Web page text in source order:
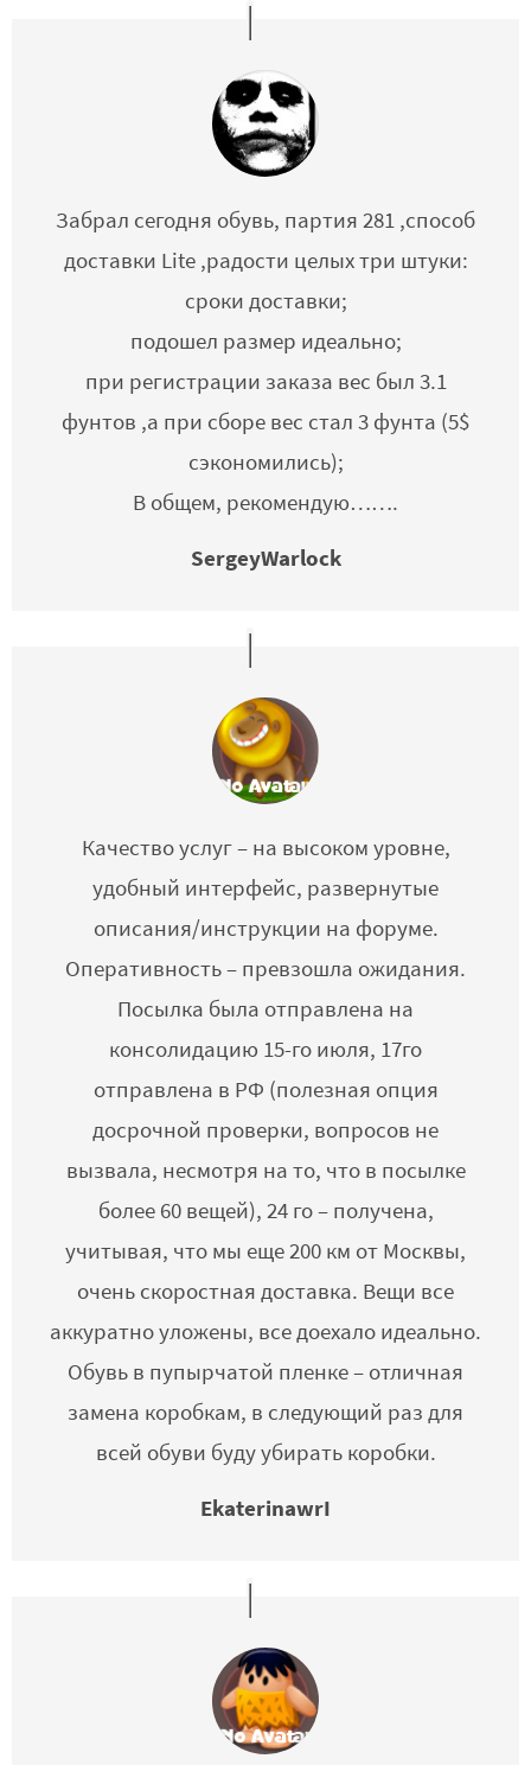
Забрал сегодня обувь, партия 281 ,способ
доставки Lite ,радости целых три штуки:
сроки доставки;
подошел размер идеально;
при регистрации заказа вес был 3.1
фунтов ,а при сборе вес стал 3 фунта (5$
сэкономились);
В общем, рекомендую…….
SergeyWarlock
Качество услуг – на высоком уровне,
удобный интерфейс, развернутые
описания/инструкции на форуме.
Оперативность – превзошла ожидания.
Посылка была отправлена на
консолидацию 15-го июля, 17го
отправлена в РФ (полезная опция
досрочной проверки, вопросов не
вызвала, несмотря на то, что в посылке
более 60 вещей), 24 го – получена,
учитывая, что мы еще 200 км от Москвы,
очень скоростная доставка. Вещи все
аккуратно уложены, все доехало идеально.
Обувь в пупырчатой пленке – отличная
замена коробкам, в следующий раз для
всей обуви буду убирать коробки.
EkaterinawrI